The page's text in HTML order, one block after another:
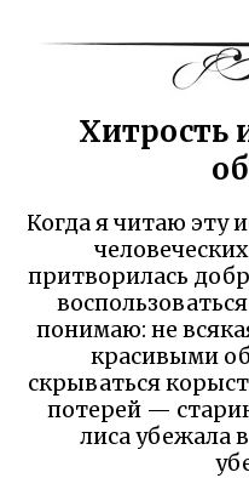
Хитрость
Когда я читаю эту
притворилась
понимаю: не
красивыми
скрываться
потерей —
лиса убежала